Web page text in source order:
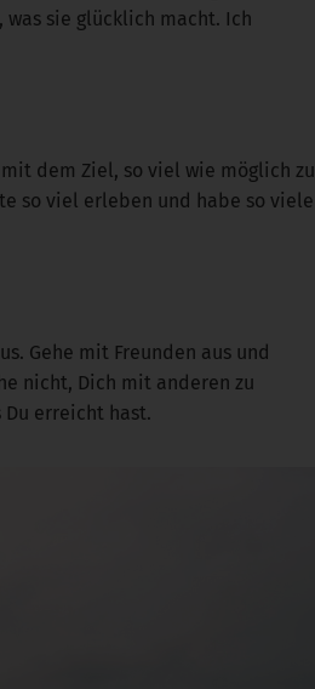
was sie glücklich macht. Ich
dem Ziel, so viel wie möglich zu
so viel erleben und habe so viele
Gehe mit Freunden aus und
nicht, Dich mit anderen zu
erreicht hast.